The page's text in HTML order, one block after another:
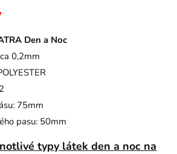
Den a Noc
0,2mm
75mm
pasu: 50mm
typy látek den a noc na